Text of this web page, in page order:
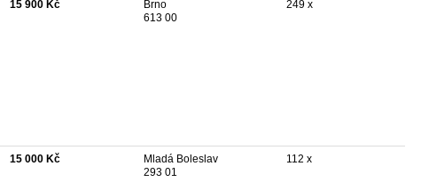
15 900 Kč
Brno
613 00
249 x
15 000 Kč
Mladá Boleslav
293 01
112 x